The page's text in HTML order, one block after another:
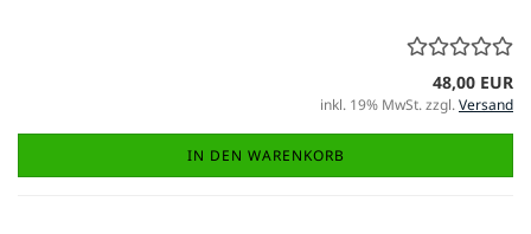
48,00 EUR
inkl. 19% MwSt. zzgl.Versand
IN DEN WARENKORB